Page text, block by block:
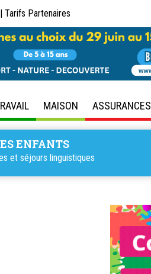
| Tarifs Partenaires
MAISON ASSURANCES
ENFANTS
et séjours linguistiques